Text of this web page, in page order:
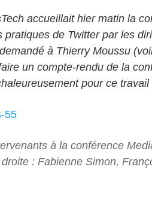
accueillait hier matin la
pratiques de Twitter par les
à Thierry Moussu
un compte-rendu de la
pour ce
à la conférence
: Fabienne Simon,